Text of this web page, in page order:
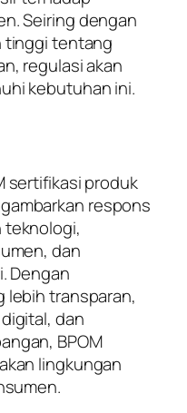
Seiring dengan
tinggi tentang
regulasi akan
kebutuhan ini.
sertifikasi produk
respons
teknologi,
dan
Dengan
lebih transparan,
dan
BPOM
lingkungan